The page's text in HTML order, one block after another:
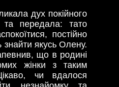
дух покійного
передала: тато
постійно
знайти якусь Олену.
що в родині
жінки з таким
чи вдалося